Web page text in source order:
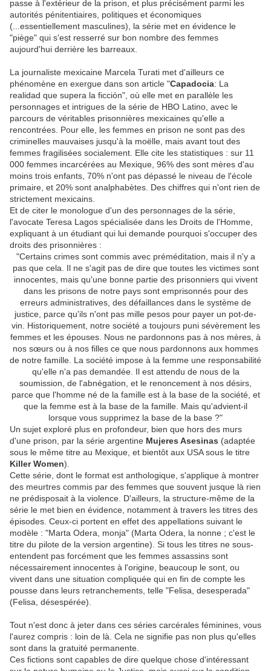
passe à l'extérieur de la prison, et plus précisément parmi les
autorités pénitentiaires, politiques et économiques
(...essentiellement masculines), la série met en évidence le
"piège" qui s'est resserré sur bon nombre des femmes
aujourd'hui derrière les barreaux.
La journaliste mexicaine Marcela Turati met d'ailleurs ce
phénomène en exergue dans son article "Capadocia: La
realidad que supera la ficción", où elle met en parallèle les
personnages et intrigues de la série de HBO Latino, avec le
parcours de véritables prisonnières mexicaines qu'elle a
rencontrées. Pour elle, les femmes en prison ne sont pas des
criminelles mauvaises jusqu'à la moëlle, mais avant tout des
femmes fragilisées socialement. Elle cite les statistiques : sur 11
000 femmes incarcérées au Mexique, 96% des sont mères d'au
moins trois enfants, 70% n'ont pas dépassé le niveau de l'école
primaire, et 20% sont analphabètes. Des chiffres qui n'ont rien de
strictement mexicains.
Et de citer le monologue d'un des personnages de la série,
l'avocate Teresa Lagos spécialisée dans les Droits de l'Homme,
expliquant à un étudiant qui lui demande pourquoi s'occuper des
droits des prisonnières :
"Certains crimes sont commis avec préméditation, mais il n'y a
pas que cela. Il ne s'agit pas de dire que toutes les victimes sont
innocentes, mais qu'une bonne partie des prisonniers qui vivent
dans les prisons de notre pays sont emprisonnés pour des
erreurs administratives, des défaillances dans le système de
justice, parce qu'ils n'ont pas mille pesos pour payer un pot-de-
vin. Historiquement, notre société a toujours puni sévèrement les
femmes et les épouses. Nous ne pardonnons pas à nos mères, à
nos sœurs ou à nos filles ce que nous pardonnons aux hommes
de notre famille. La société impose à la femme une responsabilité
qu'elle n'a pas demandée. Il est attendu de nous de la
soumission, de l'abnégation, et le renoncement à nos désirs,
parce que l'homme né de la famille est à la base de la société, et
que la femme est à la base de la famille. Mais qu'advient-il
lorsque vous supprimez la base de la base ?"
Un sujet exploré plus en profondeur, bien que hors des murs
d'une prison, par la série argentine Mujeres Asesinas (adaptée
sous le même titre au Mexique, et bientôt aux USA sous le titre
Killer Women).
Cette série, dont le format est anthologique, s'applique à montrer
des meurtres commis par des femmes que souvent jusque là rien
ne prédisposait à la violence. D'ailleurs, la structure-même de la
série le met bien en évidence, notamment à travers les titres des
épisodes. Ceux-ci portent en effet des appellations suivant le
modèle : "Marta Odera, monja" (Marta Odera, la nonne ; c'est le
titre du pilote de la version argentine). Si tous les titres ne sous-
entendent pas forcément que les femmes assassins sont
nécessairement innocentes à l'origine, beaucoup le sont, ou
vivent dans une situation compliquée qui en fin de compte les
pousse dans leurs retranchements, telle "Felisa, desesperada"
(Felisa, désespérée).
Tout n'est donc à jeter dans ces séries carcérales féminines, vous
l'aurez compris : loin de là. Cela ne signifie pas non plus qu'elles
sont dans la gratuité permanente.
Ces fictions sont capables de dire quelque chose d'intéressant